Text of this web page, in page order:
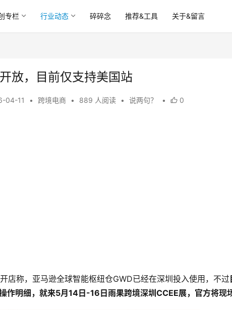
专栏 行业动态 碎碎念 推荐&工具 关于&留言
放，目前仅支持美国站
04-11 • 跨境电商 • 889 人阅读 • 说两句？ • 0
店称，亚马逊全球智能枢纽仓GWD已经在深圳投入使用，不过
作明细，就来5月 14 日 -16 日雨果跨境深圳 CCEE展，官方将现